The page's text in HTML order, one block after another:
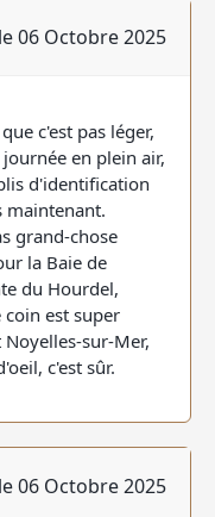
le 06 Octobre 2025
c'est pas léger,
en plein air,
d'identification
maintenant.
grand-chose
la Baie de
du Hourdel,
coin est super
sur-Mer,
c'est sûr.
le 06 Octobre 2025